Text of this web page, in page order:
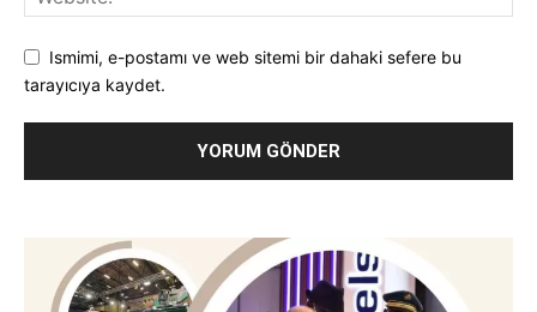
Ismimi, e-postamı ve web sitemi bir dahaki sefere bu
tarayıcıya kaydet.